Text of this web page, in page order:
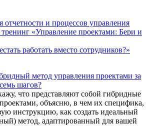
отчетности и процессов управления
«Управление проектами: Бери и
работать вместо сотрудников?»
метод управления проектами за
шагов?
что представляют собой гибридные
объясню, в чем их специфика,
инструкцию, как создать идеальный
метод, адаптированный для вашей